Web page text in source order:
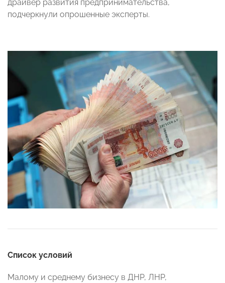
драйвер развития предпринимательства,
подчеркнули опрошенные эксперты.
Список условий
Малому и среднему бизнесу в ДНР, ЛНР,